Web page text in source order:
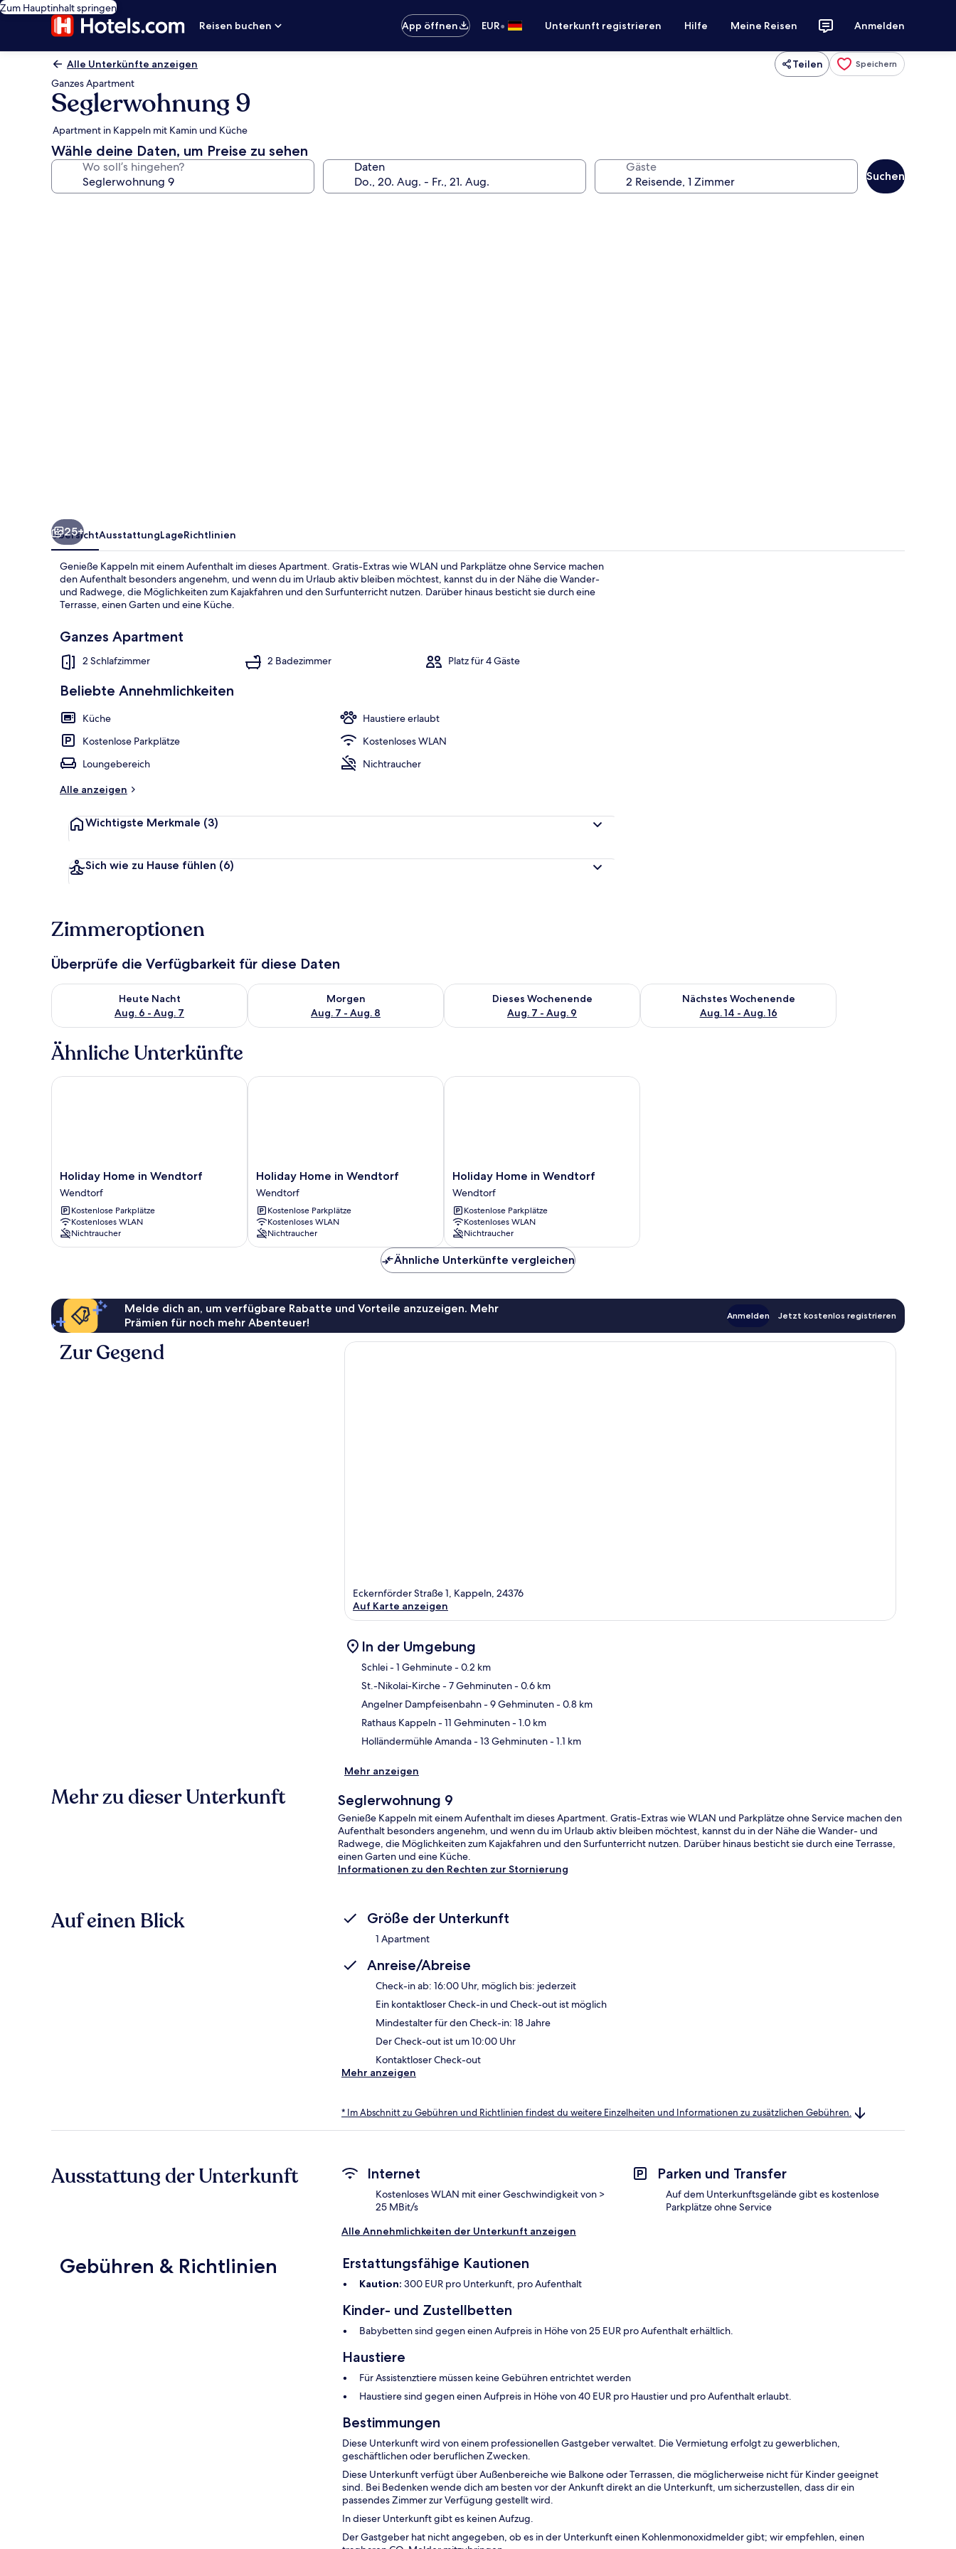
Zum Hauptinhalt springen
Reisen buchen
App öffnen EUR• Unterkunft registrieren Hilfe Meine Reisen Anmelden
Alle Unterkünfte anzeigen Teilen Speichern
Ganzes Apartment
Seglerwohnung 9
Apartment in Kappeln mit Kamin und Küche
Wähle deine Daten, um Preise zu sehen
Wo soll’s hingehen? Daten Gäste
Suchen
25+
ÜbersichtAusstattungLageRichtlinien
Genieße Kappeln mit einem Aufenthalt im dieses Apartment. Gratis-Extras wie WLAN und Parkplätze ohne Service machen
den Aufenthalt besonders angenehm, und wenn du im Urlaub aktiv bleiben möchtest, kannst du in der Nähe die Wander-
und Radwege, die Möglichkeiten zum Kajakfahren und den Surfunterricht nutzen. Darüber hinaus besticht sie durch eine
Terrasse, einen Garten und eine Küche.
Ganzes Apartment
2 Schlafzimmer 2 Badezimmer Platz für 4 Gäste
Beliebte Annehmlichkeiten
Küche
Haustiere erlaubt
Kostenlose Parkplätze
Kostenloses WLAN
Loungebereich
Nichtraucher
Alle anzeigen
Wichtigste Merkmale (3)
Sich wie zu Hause fühlen (6)
Zimmeroptionen
Überprüfe die Verfügbarkeit für diese Daten
Heute Nacht
Aug. 6 - Aug. 7
Überprüfe die Verfügbarkeit für heute Nacht, Aug. 6 - Aug. 7.
Morgen
Aug. 7 - Aug. 8
Überprüfe die Verfügbarkeit für morgen, Aug. 7 - Aug. 8.
Dieses Wochenende
Aug. 7 - Aug. 9
Überprüfe die Verfügbarkeit für dieses Wochenende, Aug. 7 - Aug. 9.
Nächstes Wochenende
Aug. 14 - Aug. 16
Überprüfe die Verfügbarkeit für nächstes Wochenende, Aug.
Ähnliche Unterkünfte
Holiday
Home
in
Wendtorf
Wendtorf
Holiday Home in Wendtorf
Wendtorf
Kostenlose Parkplätze
Kostenloses WLAN
Nichtraucher
Holiday Home in Wendtorf
Holiday
Home
in
Wendtorf
Wendtorf
Holiday Home in Wendtorf
Wendtorf
Kostenlose Parkplätze
Kostenloses WLAN
Nichtraucher
Holiday Home in Wendtorf
Holiday
Home
in
Wendtorf
Wendtorf
Holiday Home in Wendtorf
Wendtorf
Kostenlose Parkplätze
Kostenloses WLAN
Nichtraucher
Holiday Home in Wendtorf
Ähnliche Unterkünfte vergleichen
Melde dich an, um verfügbare Rabatte und Vorteile anzuzeigen. Mehr
Prämien für noch mehr Abenteuer!
Anmelden Jetzt kostenlos registrieren
Zur Gegend
Eckernförder Straße 1, Kappeln, 24376
Auf Karte anzeigen
In der Umgebung
Schlei- 1 Gehminute- 0.2 km
St.-Nikolai-Kirche- 7 Gehminuten- 0.6 km
Angelner Dampfeisenbahn- 9 Gehminuten- 0.8 km
Rathaus Kappeln- 11 Gehminuten- 1.0 km
Holländermühle Amanda- 13 Gehminuten- 1.1 km
Mehr anzeigen
Mehr zu dieser Unterkunft Seglerwohnung 9
Genieße Kappeln mit einem Aufenthalt im dieses Apartment. Gratis-Extras wie WLAN und Parkplätze ohne Service machen den
Aufenthalt besonders angenehm, und wenn du im Urlaub aktiv bleiben möchtest, kannst du in der Nähe die Wander- und
Radwege, die Möglichkeiten zum Kajakfahren und den Surfunterricht nutzen. Darüber hinaus besticht sie durch eine Terrasse,
einen Garten und eine Küche.
Informationen zu den Rechten zur Stornierung
Auf einen Blick Größe der Unterkunft
1 Apartment
Anreise/Abreise
Check-in ab: 16:00 Uhr, möglich bis: jederzeit
Ein kontaktloser Check-in und Check-out ist möglich
Mindestalter für den Check-in: 18 Jahre
Der Check-out ist um 10:00 Uhr
Kontaktloser Check-out
Mehr anzeigen
* Im Abschnitt zu Gebühren und Richtlinien findest du weitere Einzelheiten und Informationen zu zusätzlichen Gebühren.
Ausstattung der Unterkunft Internet
Kostenloses WLAN mit einer Geschwindigkeit von >
25 MBit/s
Parken und Transfer
Auf dem Unterkunftsgelände gibt es kostenlose
Parkplätze ohne Service
Alle Annehmlichkeiten der Unterkunft anzeigen
Gebühren & Richtlinien Erstattungsfähige Kautionen
Kaution: 300 EUR pro Unterkunft, pro Aufenthalt
Kinder- und Zustellbetten
Babybetten sind gegen einen Aufpreis in Höhe von 25 EUR pro Aufenthalt erhältlich.
Haustiere
Für Assistenztiere müssen keine Gebühren entrichtet werden
Haustiere sind gegen einen Aufpreis in Höhe von 40 EUR pro Haustier und pro Aufenthalt erlaubt.
Bestimmungen
Diese Unterkunft wird von einem professionellen Gastgeber verwaltet. Die Vermietung erfolgt zu gewerblichen,
geschäftlichen oder beruflichen Zwecken.
Diese Unterkunft verfügt über Außenbereiche wie Balkone oder Terrassen, die möglicherweise nicht für Kinder geeignet
sind. Bei Bedenken wende dich am besten vor der Ankunft direkt an die Unterkunft, um sicherzustellen, dass dir ein
passendes Zimmer zur Verfügung gestellt wird.
In dieser Unterkunft gibt es keinen Aufzug.
Der Gastgeber hat nicht angegeben, ob es in der Unterkunft einen Kohlenmonoxidmelder gibt; wir empfehlen, einen